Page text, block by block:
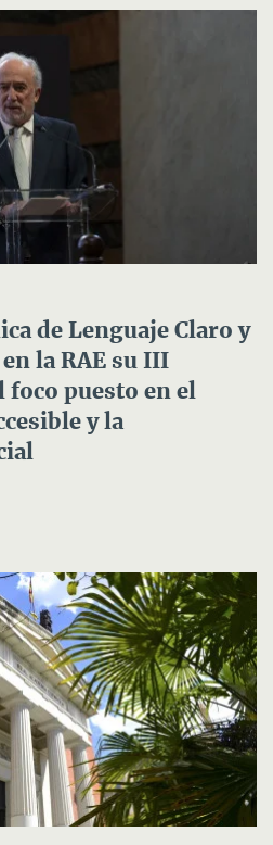
de Lenguaje Claro y
la RAE su III
foco puesto en el
y la